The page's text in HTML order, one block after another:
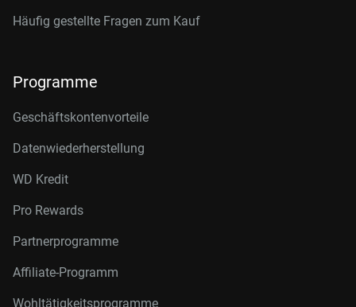
Häufig gestellte Fragen zum Kauf
Programme
Geschäftskontenvorteile
Datenwiederherstellung
WD Kredit
Pro Rewards
Partnerprogramme
Affiliate-Programm
Wohltätigkeitsprogramme